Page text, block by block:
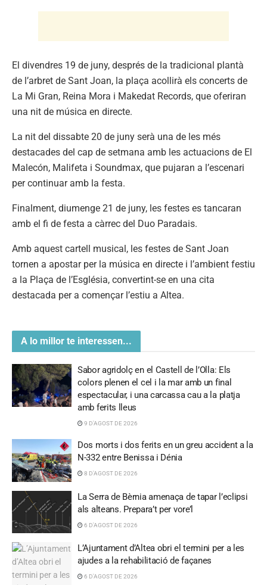
El divendres 19 de juny, després de la tradicional plantà
de l’arbret de Sant Joan, la plaça acollirà els concerts de
La Mi Gran, Reina Mora i Makedat Records, que oferiran
una nit de música en directe.
La nit del dissabte 20 de juny serà una de les més
destacades del cap de setmana amb les actuacions de El
Malecón, Malifeta i Soundmax, que pujaran a l’escenari
per continuar amb la festa.
Finalment, diumenge 21 de juny, les festes es tancaran
amb el fi de festa a càrrec del Duo Paradais.
Amb aquest cartell musical, les festes de Sant Joan
tornen a apostar per la música en directe i l’ambient festiu
a la Plaça de l’Església, convertint-se en una cita
destacada per a començar l’estiu a Altea.
A lo millor te interessen...
Sabor agridolç en el Castell de l’Olla: Els
colors plenen el cel i la mar amb un final
espectacular, i una carcassa cau a la platja
amb ferits lleus
9 D'AGOST DE 2026
Dos morts i dos ferits en un greu accident a la
N-332 entre Benissa i Dénia
8 D'AGOST DE 2026
La Serra de Bèrnia amenaça de tapar l’eclipsi
als alteans. Prepara’t per vore’l
6 D'AGOST DE 2026
L’Ajuntament d’Altea obri el termini per a les
ajudes a la rehabilitació de façanes
6 D'AGOST DE 2026